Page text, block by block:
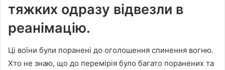
тяжких одразу відвезли в
реанімацію.
Ці воїни були поранені до оголошення спинення вогню.
Хто не знаю, що до перемірія було багато поранених та